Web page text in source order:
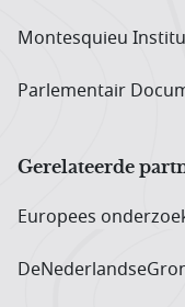
Montesquieu
Parlementair
Gerelateerde
Europees